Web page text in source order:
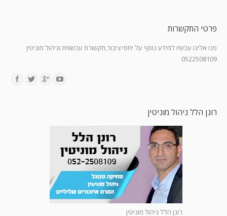
פרטי התקשרות
פנו אלינו עכשיו למידע נוסף על יחסי ציבור,תקשורת עכשווית וניהול מוניטין
0522508109
רונן הלל ניהול מוניטין
רונן הלל ניהול מוניטין